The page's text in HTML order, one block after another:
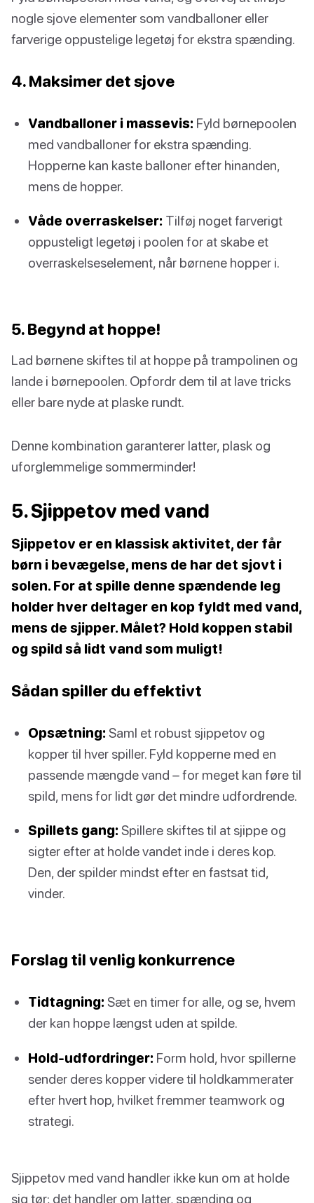
nogle sjove elementer som vandballoner eller
farverige oppustelige legetøj for ekstra spænding.
4. Maksimer det sjove
Vandballoner i massevis: Fyld børnepoolen
med vandballoner for ekstra spænding.
Hopperne kan kaste balloner efter hinanden,
mens de hopper.
Våde overraskelser: Tilføj noget farverigt
oppusteligt legetøj i poolen for at skabe et
overraskelseselement, når børnene hopper i.
5. Begynd at hoppe!
Lad børnene skiftes til at hoppe på trampolinen og
lande i børnepoolen. Opfordr dem til at lave tricks
eller bare nyde at plaske rundt.
Denne kombination garanterer latter, plask og
uforglemmelige sommerminder!
5. Sjippetov med vand
Sjippetov er en klassisk aktivitet, der får
børn i bevægelse, mens de har det sjovt i
solen. For at spille denne spændende leg
holder hver deltager en kop fyldt med vand,
mens de sjipper. Målet? Hold koppen stabil
og spild så lidt vand som muligt!
Sådan spiller du effektivt
Opsætning: Saml et robust sjippetov og
kopper til hver spiller. Fyld kopperne med en
passende mængde vand – for meget kan føre til
spild, mens for lidt gør det mindre udfordrende.
Spillets gang: Spillere skiftes til at sjippe og
sigter efter at holde vandet inde i deres kop.
Den, der spilder mindst efter en fastsat tid,
vinder.
Forslag til venlig konkurrence
Tidtagning: Sæt en timer for alle, og se, hvem
der kan hoppe længst uden at spilde.
Hold-udfordringer: Form hold, hvor spillerne
sender deres kopper videre til holdkammerater
efter hvert hop, hvilket fremmer teamwork og
strategi.
Sjippetov med vand handler ikke kun om at holde
sig tør; det handler om latter, spænding og